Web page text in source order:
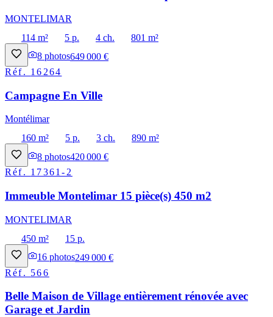
MONTELIMAR
114 m²
5 p. 4 ch.
801 m²
8 photos649 000 €
Réf. 16264
Campagne En Ville
Montélimar
160 m²
5 p. 3 ch.
890 m²
8 photos420 000 €
Réf. 17361-2
Immeuble Montelimar 15 pièce(s) 450 m2
MONTELIMAR
450 m²
15 p.
16 photos249 000 €
Réf. 566
Belle Maison de Village entièrement rénovée avec
Garage et Jardin